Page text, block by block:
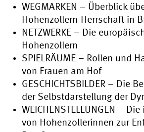
WEGMARKEN – Überblick
Hohenzollern-Herrschaft in
NETZWERKE – Die
Hohenzollern
SPIELRÄUME – Rollen und
von Frauen am Hof
GESCHICHTSBILDER – Die
der Selbstdarstellung der
WEICHENSTELLUNGEN –
von Hohenzollerinnen zur